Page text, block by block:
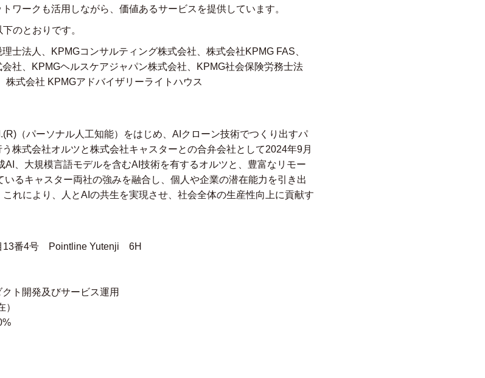
ワークも活用しながら、価値あるサービスを提供しています。
のとおりです。
士法人、KPMGコンサルティング株式会社、株式会社KPMG FAS、
社、KPMGヘルスケアジャパン株式会社、KPMG社会保険労務士法
株式会社 KPMGアドバイザリーライトハウス
（パーソナル人工知能）をはじめ、AIクローン技術でつくり出すパ
株式会社オルツと株式会社キャスターとの合弁会社として2024年9月
AI、大規模言語モデルを含むAI技術を有するオルツと、豊富なリモー
いるキャスター両社の強みを融合し、個人や企業の潜在能力を引き出
れにより、人とAIの共生を実現させ、社会全体の生産性向上に貢献す
13番4号 Pointline Yutenji 6H
ト開発及びサービス運用